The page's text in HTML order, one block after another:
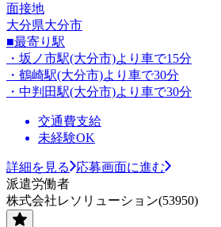
面接地
大分県大分市
■最寄り駅
・坂ノ市駅(大分市)より車で15分
・鶴崎駅(大分市)より車で30分
・中判田駅(大分市)より車で30分
交通費支給
未経験OK
詳細を見る
応募画面に進む
派遣労働者
株式会社レソリューション(53950)